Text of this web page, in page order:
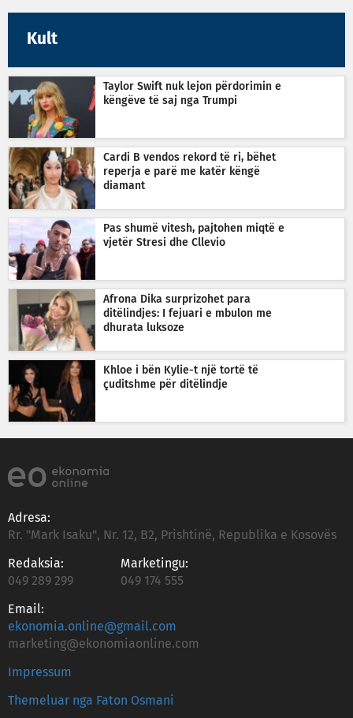
Kult
Taylor Swift nuk lejon përdorimin e
këngëve të saj nga Trumpi
Cardi B vendos rekord të ri, bëhet
reperja e parë me katër këngë
diamant
Pas shumë vitesh, pajtohen miqtë e
vjetër Stresi dhe Cllevio
Afrona Dika surprizohet para
ditëlindjes: I fejuari e mbulon me
dhurata luksoze
Khloe i bën Kylie-t një tortë të
çuditshme për ditëlindje
Adresa:
Rr. "Mark Isaku", Nr. 12, B2, Prishtinë, Republika e Kosovës
Redaksia:
049 289 299
Marketingu:
049 174 555
Email:
ekonomia.online@gmail.com
marketing@ekonomiaonline.com
Impressum
Themeluar nga Faton Osmani